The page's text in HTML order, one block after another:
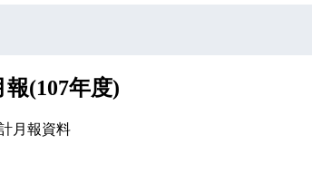
(107年度)
月報資料